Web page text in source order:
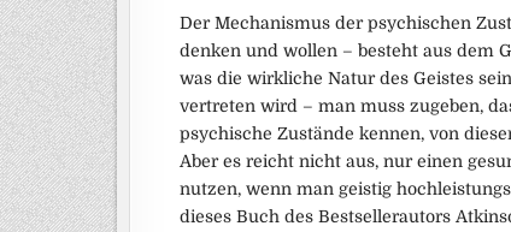
Der Mechanismus der psychischen
denken und wollen – besteht aus dem
was die wirkliche Natur des Geistes
vertreten wird – man muss zugeben,
psychische Zustände kennen, von
Aber es reicht nicht aus, nur einen
nutzen, wenn man geistig
dieses Buch des Bestsellerautors